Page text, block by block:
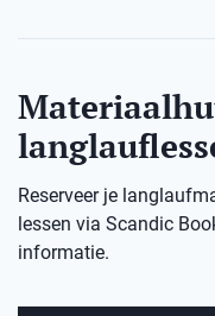
Reserveer je
lessen via Scandic
informatie.